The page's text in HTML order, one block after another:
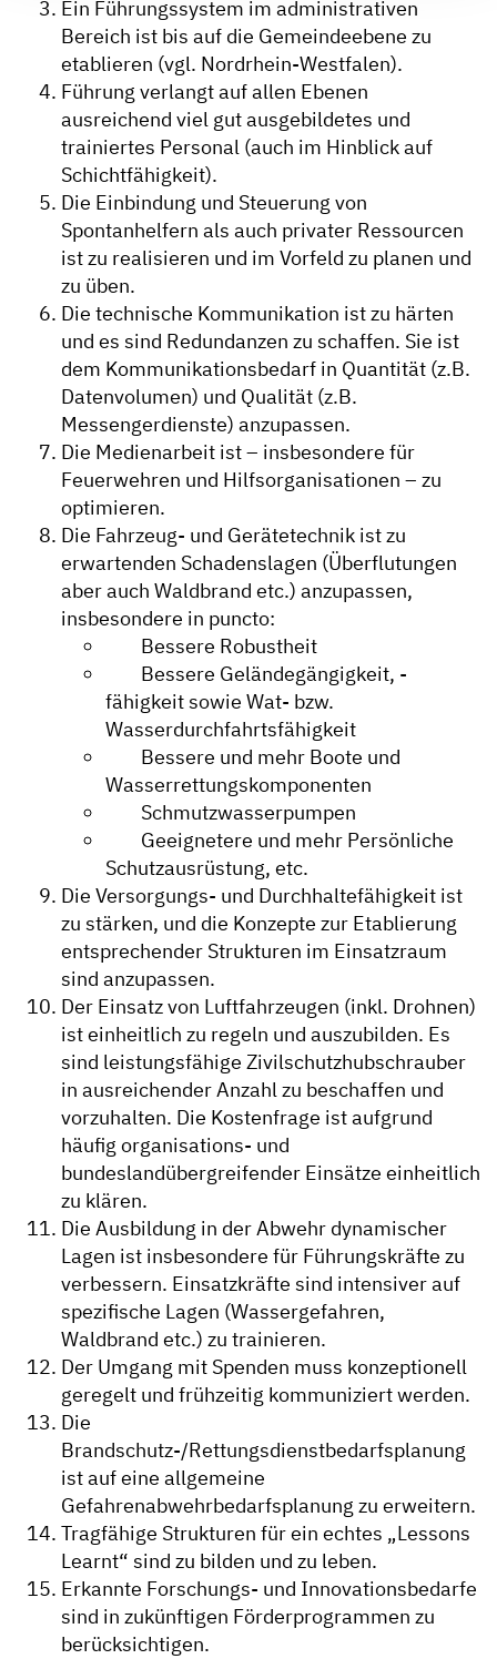
Ein Führungssystem im administrativen
Bereich ist bis auf die Gemeindeebene zu
etablieren (vgl. Nordrhein-Westfalen).
Führung verlangt auf allen Ebenen
ausreichend viel gut ausgebildetes und
trainiertes Personal (auch im Hinblick auf
Schichtfähigkeit).
Die Einbindung und Steuerung von
Spontanhelfern als auch privater Ressourcen
ist zu realisieren und im Vorfeld zu planen und
zu üben.
Die technische Kommunikation ist zu härten
und es sind Redundanzen zu schaffen. Sie ist
dem Kommunikationsbedarf in Quantität (z.B.
Datenvolumen) und Qualität (z.B.
Messengerdienste) anzupassen.
Die Medienarbeit ist – insbesondere für
Feuerwehren und Hilfsorganisationen – zu
optimieren.
Die Fahrzeug- und Gerätetechnik ist zu
erwartenden Schadenslagen (Überflutungen
aber auch Waldbrand etc.) anzupassen,
insbesondere in puncto:
Bessere Robustheit
Bessere Geländegängigkeit, -
fähigkeit sowie Wat- bzw.
Wasserdurchfahrtsfähigkeit
Bessere und mehr Boote und
Wasserrettungskomponenten
Schmutzwasserpumpen
Geeignetere und mehr Persönliche
Schutzausrüstung, etc.
Die Versorgungs- und Durchhaltefähigkeit ist
zu stärken, und die Konzepte zur Etablierung
entsprechender Strukturen im Einsatzraum
sind anzupassen.
Der Einsatz von Luftfahrzeugen (inkl. Drohnen)
ist einheitlich zu regeln und auszubilden. Es
sind leistungsfähige Zivilschutzhubschrauber
in ausreichender Anzahl zu beschaffen und
vorzuhalten. Die Kostenfrage ist aufgrund
häufig organisations- und
bundeslandübergreifender Einsätze einheitlich
zu klären.
Die Ausbildung in der Abwehr dynamischer
Lagen ist insbesondere für Führungskräfte zu
verbessern. Einsatzkräfte sind intensiver auf
spezifische Lagen (Wassergefahren,
Waldbrand etc.) zu trainieren.
Der Umgang mit Spenden muss konzeptionell
geregelt und frühzeitig kommuniziert werden.
Die
Brandschutz-/Rettungsdienstbedarfsplanung
ist auf eine allgemeine
Gefahrenabwehrbedarfsplanung zu erweitern.
Tragfähige Strukturen für ein echtes „Lessons
Learnt“ sind zu bilden und zu leben.
Erkannte Forschungs- und Innovationsbedarfe
sind in zukünftigen Förderprogrammen zu
berücksichtigen.